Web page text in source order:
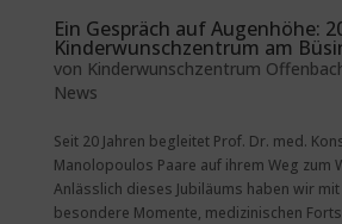
Ein Gespräch auf Augenhöhe:
Kinderwunschzentrum am
von Kinderwunschzentrum
News
Seit 20 Jahren begleitet Prof. Dr. med.
Manolopoulos Paare auf ihrem Weg zum
Anlässlich dieses Jubiläums haben wir
besondere Momente, medizinischen